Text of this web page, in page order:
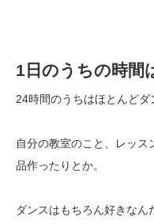
1日のうちの時間
24時間のうちはほとんどダ
自分の教室のこと、レッ
品作ったりとか。
ダンスはもちろん好きなん